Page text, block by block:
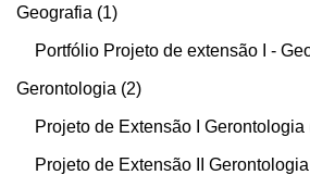
Geografia 1
Portfólio Projeto de extensão I -
Gerontologia 2
Projeto de Extensão I Gerontologia
Projeto de Extensão II Gerontologia